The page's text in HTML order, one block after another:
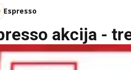
Espresso
akcija -